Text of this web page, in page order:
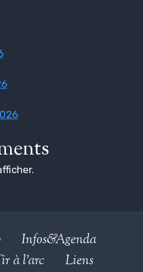
Infos&Agenda
à l’arc
Liens